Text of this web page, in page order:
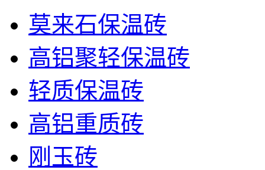
莫来石保温砖
高铝聚轻保温砖
轻质保温砖
高铝重质砖
刚玉砖